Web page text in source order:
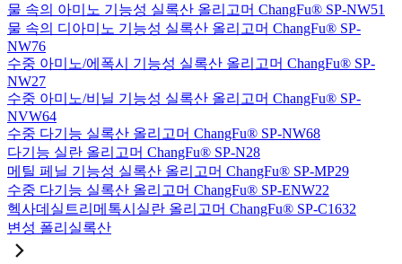
물 속의 아미노 기능성 실록산 올리고머 ChangFu® SP-NW51
물 속의 디아미노 기능성 실록산 올리고머 ChangFu® SP-
NW76
수중 아미노/에폭시 기능성 실록산 올리고머 ChangFu® SP-
NW27
수중 아미노/비닐 기능성 실록산 올리고머 ChangFu® SP-
NVW64
수중 다기능 실록산 올리고머 ChangFu® SP-NW68
다기능 실란 올리고머 ChangFu® SP-N28
메틸 페닐 기능성 실록산 올리고머 ChangFu® SP-MP29
수중 다기능 실록산 올리고머 ChangFu® SP-ENW22
헥사데실트리메톡시실란 올리고머 ChangFu® SP-C1632
변성 폴리실록산